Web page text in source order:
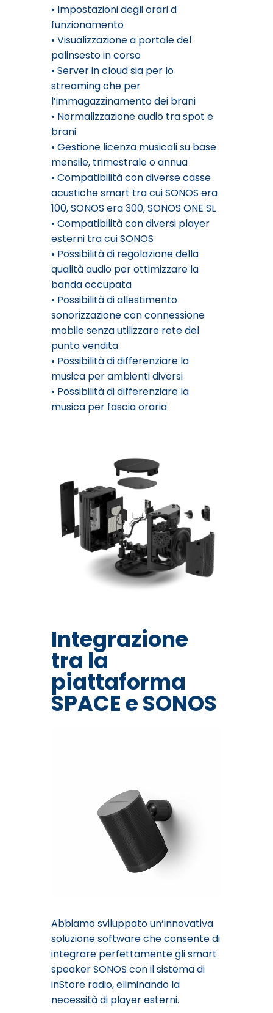
• Impostazioni degli orari d
funzionamento
• Visualizzazione a portale del
palinsesto in corso
• Server in cloud sia per lo
streaming che per
l’immagazzinamento dei brani
• Normalizzazione audio tra spot e
brani
• Gestione licenza musicali su base
mensile, trimestrale o annua
• Compatibilità con diverse casse
acustiche smart tra cui SONOS era
100, SONOS era 300, SONOS ONE SL
• Compatibilità con diversi player
esterni tra cui SONOS
• Possibilità di regolazione della
qualità audio per ottimizzare la
banda occupata
• Possibilità di allestimento
sonorizzazione con connessione
mobile senza utilizzare rete del
punto vendita
• Possibilità di differenziare la
musica per ambienti diversi
• Possibilità di differenziare la
musica per fascia oraria
Integrazione
tra la
piattaforma
SPACE e SONOS
Abbiamo sviluppato un’innovativa
soluzione software che consente di
integrare perfettamente gli smart
speaker SONOS con il sistema di
inStore radio, eliminando la
necessità di player esterni.